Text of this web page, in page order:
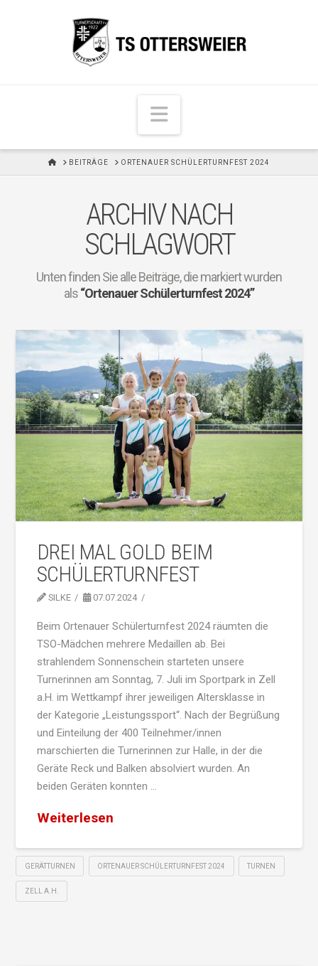
N
a
v
i
a
t
i
o
n
BEITRÄGE ORTENAUER SCHÜLERTURNFEST 2024
ARCHIV NACH
SCHLAGWORT
Unten finden Sie alle Beiträge, die markiert wurden
als“Ortenauer Schülerturnfest 2024”
DREI MAL GOLD BEIM
SCHÜLERTURNFEST
SILKE 07.07.2024
Beim Ortenauer Schülerturnfest 2024 räumten die
TSO-Mädchen mehrere Medaillen ab. Bei
strahlendem Sonnenschein starteten unsere
Turnerinnen am Sonntag, 7. Juli im Sportpark in Zell
a.H. im Wettkampf ihrer jeweiligen Altersklasse in
der Kategorie „Leistungssport“. Nach der Begrüßung
und Einteilung der 400 Teilnehmer/innen
marschierten die Turnerinnen zur Halle, in der die
Geräte Reck und Balken absolviert wurden. An
beiden Geräten konnten …
Weiterlesen
GERÄTTURNEN ORTENAUER SCHÜLERTURNFEST 2024 TURNEN
ZELL A.H.